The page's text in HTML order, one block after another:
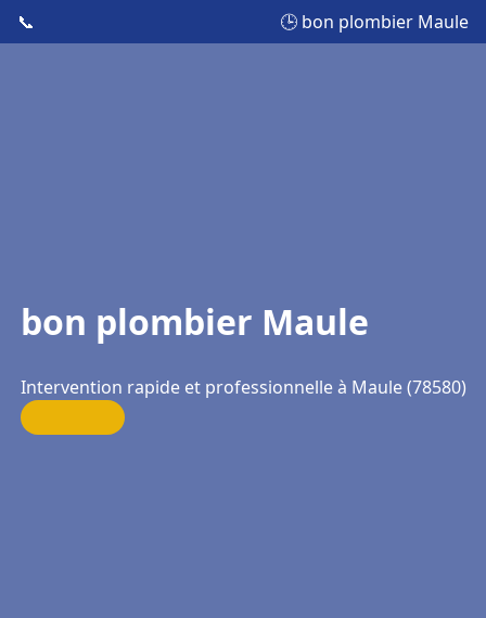
📞 🕒 bon plombier Maule
bon plombier Maule
Intervention rapide et professionnelle à Maule (78580)